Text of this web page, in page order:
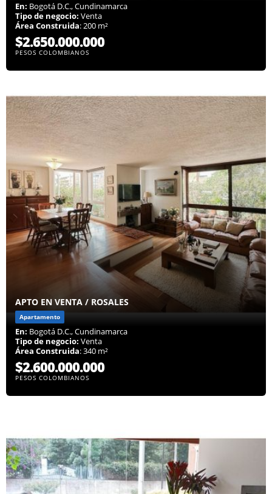
En: Bogotá D.C., Cundinamarca
Tipo de negocio: Venta
Área Construida: 200 m²
$2.650.000.000
PESOS COLOMBIANOS
APTO EN VENTA / ROSALES
Apartamento
En: Bogotá D.C., Cundinamarca
Tipo de negocio: Venta
Área Construida: 340 m²
$2.600.000.000
PESOS COLOMBIANOS